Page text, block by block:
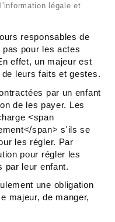
légale et
responsables de
pour les actes
effet, un majeur est
leurs faits et gestes.
par un enfant
de les payer. Les
<span
span> s'ils se
les régler. Par
pour régler les
par leur enfant.
une obligation
majeur, de manger,